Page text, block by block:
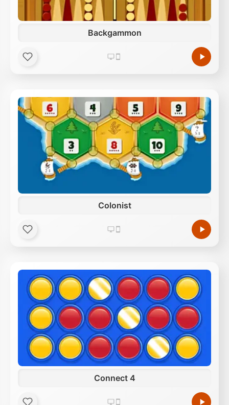
Backgammon
Colonist
Connect 4